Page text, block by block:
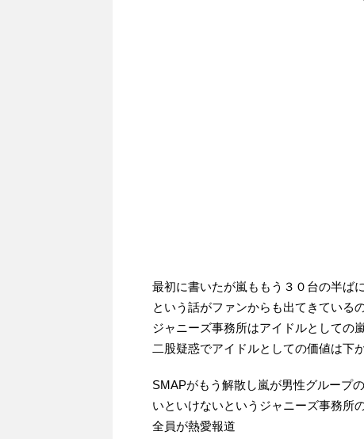
最初に書いたが嵐ももう３０台の半
という話がファンからも出てきているの
ジャニーズ事務所はアイドルとして
二股疑惑でアイドルとしての価値は下
SMAPがもう解散し嵐が男性グループ
いといけないというジャニーズ事務
全員が熱愛報道